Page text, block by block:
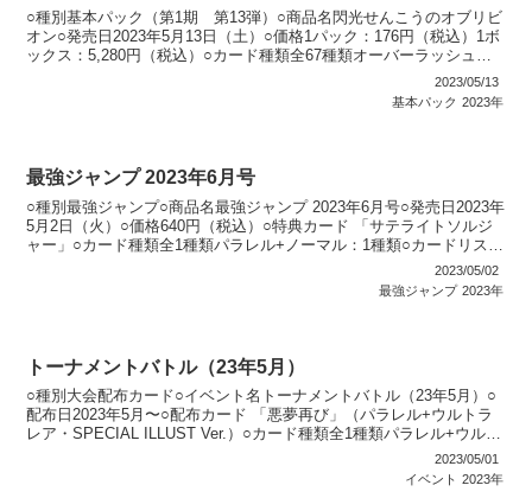
○種別基本パック（第1期 第13弾）○商品名閃光せんこうのオブリビ
オン○発売日2023年5月13日（土）○価格1パック：176円（税込）1ボ
ックス：5,280円（税込）○カード種類全67種類オーバーラッシュレ
2023/05/13
基本パック 2023年
最強ジャンプ 2023年6月号
○種別最強ジャンプ○商品名最強ジャンプ 2023年6月号○発売日2023年
5月2日（火）○価格640円（税込）○特典カード 「サテライトソルジ
ャー」○カード種類全1種類パラレル+ノーマル：1種類○カードリスト
2023/05/02
最強ジャンプ 2023年
トーナメントバトル（23年5月）
○種別大会配布カード○イベント名トーナメントバトル（23年5月）○
配布日2023年5月〜○配布カード 「悪夢再び」（パラレル+ウルトラ
レア・SPECIAL ILLUST Ver.）○カード種類全1種類パラレル+ウルト
2023/05/01
イベント 2023年